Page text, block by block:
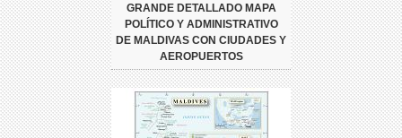
GRANDE DETALLADO MAPA
POLÍTICO Y ADMINISTRATIVO
DE MALDIVAS CON CIUDADES Y
AEROPUERTOS